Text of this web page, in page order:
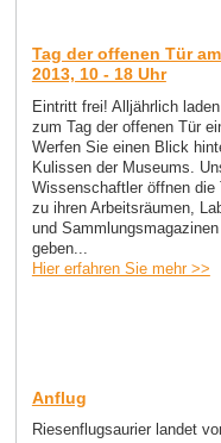
Tag der offenen Tür
2013, 10 - 18 Uhr
Eintritt frei! Alljährlich
zum Tag der offenen Tür
Werfen Sie einen Blick
Kulissen der Museums.
Wissenschaftler öffnen die
zu ihren Arbeitsräumen,
und
geben...
Hier erfahren Sie mehr >>
Anflug
Riesenflugsaurier landet